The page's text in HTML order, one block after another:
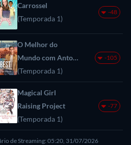
Carrossel
(Temporada 1)
-48
O Melhor do
Mundo com Antoni
Porowski
(Temporada 1)
-105
Magical Girl
Raising Project
(Temporada 1)
-77
de Streaming: 05:20, 31/07/2026